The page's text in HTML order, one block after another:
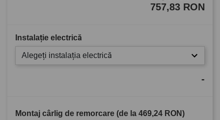
757,83 RON
Instalație electrică
Alegeți instalația electrică
-
Montaj cârlig de remorcare (de la 469,24 RON)